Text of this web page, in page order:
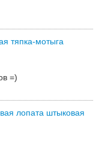
тяпка-мотыга
=)
лопата штыковая